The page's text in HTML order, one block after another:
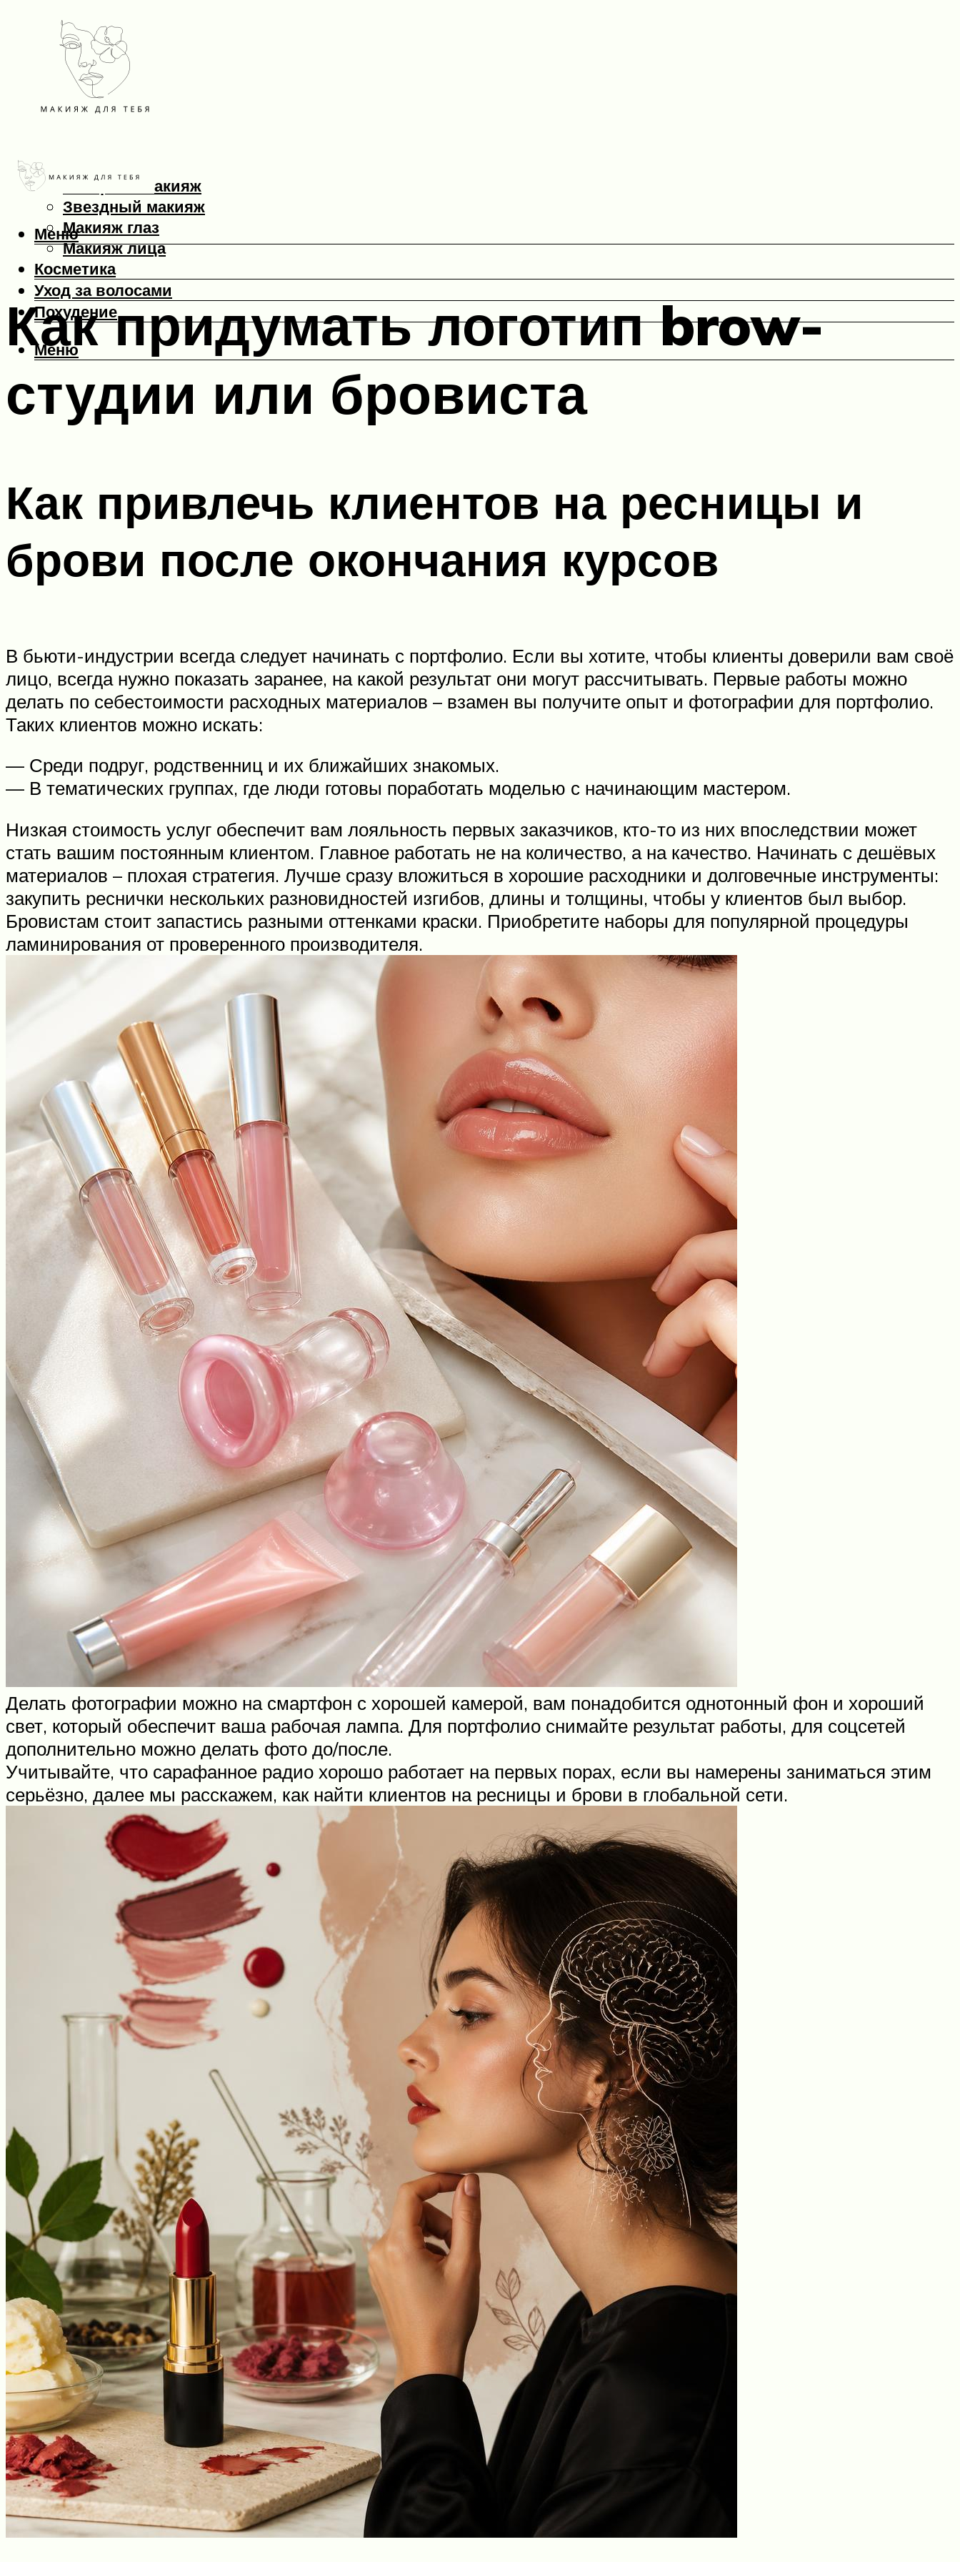
Макияж
Вечерний макияж
Звездный макияж
Макияж глаз
Макияж лица
Косметика
Уход за волосами
Похудение
Меню
Меню
Как придумать логотип brow-
студии или бровиста
Как привлечь клиентов на ресницы и
брови после окончания курсов
В бьюти-индустрии всегда следует начинать с портфолио. Если вы хотите, чтобы клиенты доверили вам своё
лицо, всегда нужно показать заранее, на какой результат они могут рассчитывать. Первые работы можно
делать по себестоимости расходных материалов – взамен вы получите опыт и фотографии для портфолио.
Таких клиентов можно искать:
— Среди подруг, родственниц и их ближайших знакомых.
— В тематических группах, где люди готовы поработать моделью с начинающим мастером.
Низкая стоимость услуг обеспечит вам лояльность первых заказчиков, кто-то из них впоследствии может
стать вашим постоянным клиентом. Главное работать не на количество, а на качество. Начинать с дешёвых
материалов – плохая стратегия. Лучше сразу вложиться в хорошие расходники и долговечные инструменты:
закупить реснички нескольких разновидностей изгибов, длины и толщины, чтобы у клиентов был выбор.
Бровистам стоит запастись разными оттенками краски. Приобретите наборы для популярной процедуры
ламинирования от проверенного производителя.
Делать фотографии можно на смартфон с хорошей камерой, вам понадобится однотонный фон и хороший
свет, который обеспечит ваша рабочая лампа. Для портфолио снимайте результат работы, для соцсетей
дополнительно можно делать фото до/после.
Учитывайте, что сарафанное радио хорошо работает на первых порах, если вы намерены заниматься этим
серьёзно, далее мы расскажем, как найти клиентов на ресницы и брови в глобальной сети.